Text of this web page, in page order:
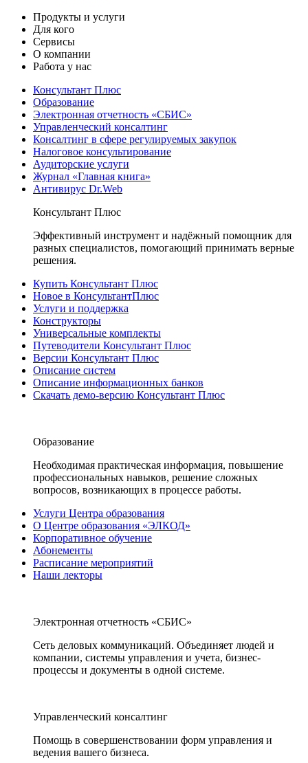
Продукты и услуги
Для кого
Сервисы
О компании
Работа у нас
Консультант Плюс
Образование
Электронная отчетность «СБИС»
Управленческий консалтинг
Консалтинг в сфере регулируемых закупок
Налоговое консультирование
Аудиторские услуги
Журнал «Главная книга»
Антивирус Dr.Web
Консультант Плюс
Эффективный инструмент и надёжный помощник для
разных специалистов, помогающий принимать верные
решения.
Купить Консультант Плюс
Новое в КонсультантПлюс
Услуги и поддержка
Конструкторы
Универсальные комплекты
Путеводители Консультант Плюс
Версии Консультант Плюс
Описание систем
Описание информационных банков
Скачать демо-версию Консультант Плюс
Образование
Необходимая практическая информация, повышение
профессиональных навыков, решение сложных
вопросов, возникающих в процессе работы.
Услуги Центра образования
О Центре образования «ЭЛКОД»
Корпоративное обучение
Абонементы
Расписание мероприятий
Наши лекторы
Электронная отчетность «СБИС»
Сеть деловых коммуникаций. Объединяет людей и
компании, системы управления и учета, бизнес-
процессы и документы в одной системе.
Управленческий консалтинг
Помощь в совершенствовании форм управления и
ведения вашего бизнеса.